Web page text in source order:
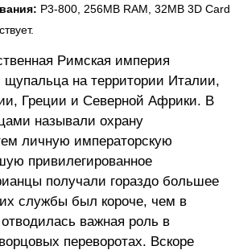
P3-800, 256MB RAM, 32MB 3D Card
Римская империя
щупальца на территории Италии,
Греции и Северной Африки. В
называли охрану
личную императорскую
привилегированное
получали гораздо большее
службы был короче, чем в
важная роль в
переворотах. Вскоре